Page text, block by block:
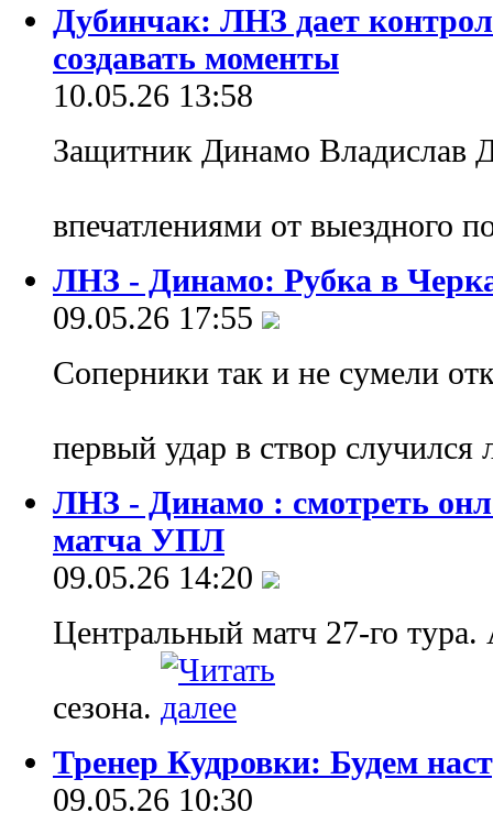
Дубинчак: ЛНЗ дает
создавать моменты
10.05.26 13:58
Защитник Динамо Владислав
впечатлениями от выездного
ЛНЗ - Динамо: Рубка в
09.05.26 17:55
Соперники так и не сумели
первый удар в створ
ЛНЗ - Динамо : смотреть
матча УПЛ
09.05.26 14:20
Центральный матч 27-го
сезона.
Тренер Кудровки: Будем
09.05.26 10:30